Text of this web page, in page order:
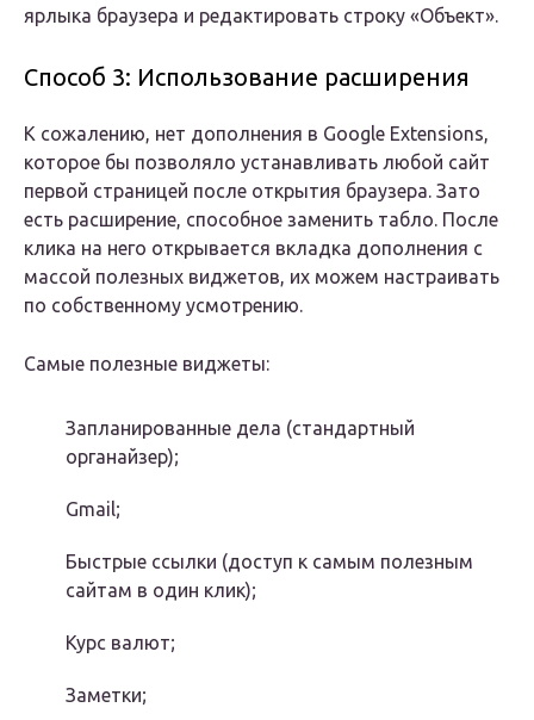
ярлыка браузера и редактировать строку «Объект».
Способ 3: Использование расширения
К сожалению, нет дополнения в Google Extensions,
которое бы позволяло устанавливать любой сайт
первой страницей после открытия браузера. Зато
есть расширение, способное заменить табло. После
клика на него открывается вкладка дополнения с
массой полезных виджетов, их можем настраивать
по собственному усмотрению.
Самые полезные виджеты:
Запланированные дела (стандартный
органайзер);
Gmail;
Быстрые ссылки (доступ к самым полезным
сайтам в один клик);
Курс валют;
Заметки;